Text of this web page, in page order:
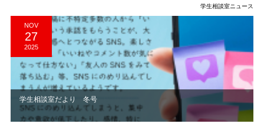
学生相談室ニュース
NOV
27
2025
学生相談室だより 冬号